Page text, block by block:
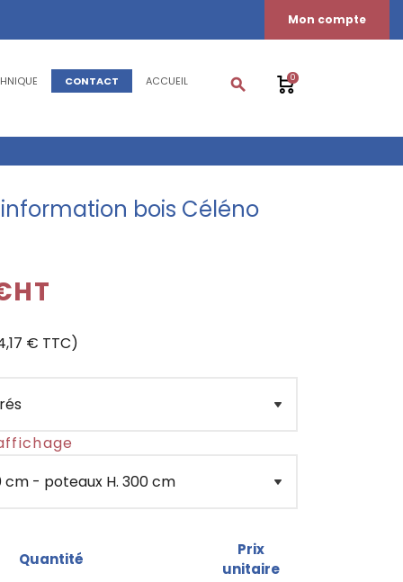
Mon compte
CONTACT ACCUEIL search 0
bois Céléno
€ TTC)
Quantité
Prix
unitaire